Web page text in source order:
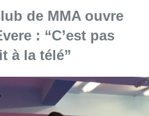
de MMA ouvre
: “C’est pas
à la télé”